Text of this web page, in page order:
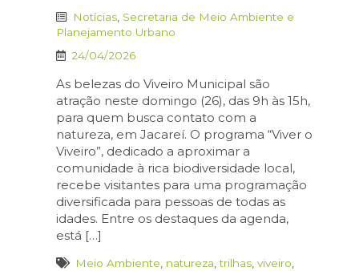
Notícias Secretaria de Meio Ambiente e
Planejamento Urbano
24/04/2026
As belezas do Viveiro Municipal são
atração neste domingo (26), das 9h às 15h,
para quem busca contato com a
natureza, em Jacareí. O programa “Viver o
Viveiro”, dedicado a aproximar a
comunidade à rica biodiversidade local,
recebe visitantes para uma programação
diversificada para pessoas de todas as
idades. Entre os destaques da agenda,
está […]
Meio Ambiente natureza ,trilhas viveiro